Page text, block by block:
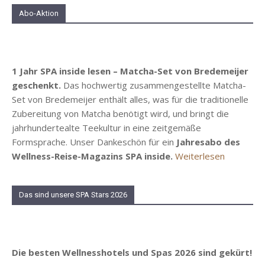
Abo-Aktion
1 Jahr SPA inside lesen – Matcha-Set von Bredemeijer
geschenkt. Das hochwertig zusammengestellte Matcha-
Set von Bredemeijer enthält alles, was für die traditionelle
Zubereitung von Matcha benötigt wird, und bringt die
jahrhundertealte Teekultur in eine zeitgemäße
Formsprache. Unser Dankeschön für ein Jahresabo des
Wellness-Reise-Magazins SPA inside. Weiterlesen
Das sind unsere SPA Stars 2026
Die besten Wellnesshotels und Spas 2026 sind gekürt!